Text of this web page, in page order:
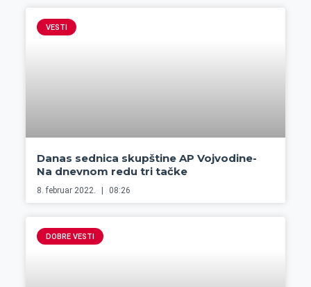
VESTI
Danas sednica skupštine AP Vojvodine-
Na dnevnom redu tri tačke
8. februar 2022. 08:26
DOBRE VESTI